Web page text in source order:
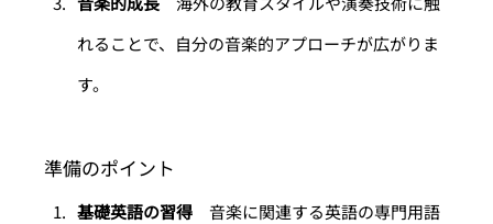
れることで、自分の音楽的アプローチが広がりま
す。
準備のポイント
基礎英語の習得 音楽に関連する英語の専門用語